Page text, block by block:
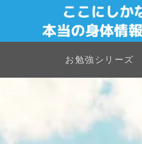
お勉強シリーズ